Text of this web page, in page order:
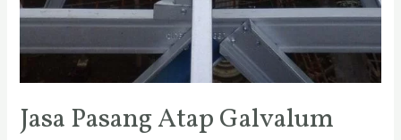
Jasa Pasang Atap Galvalum